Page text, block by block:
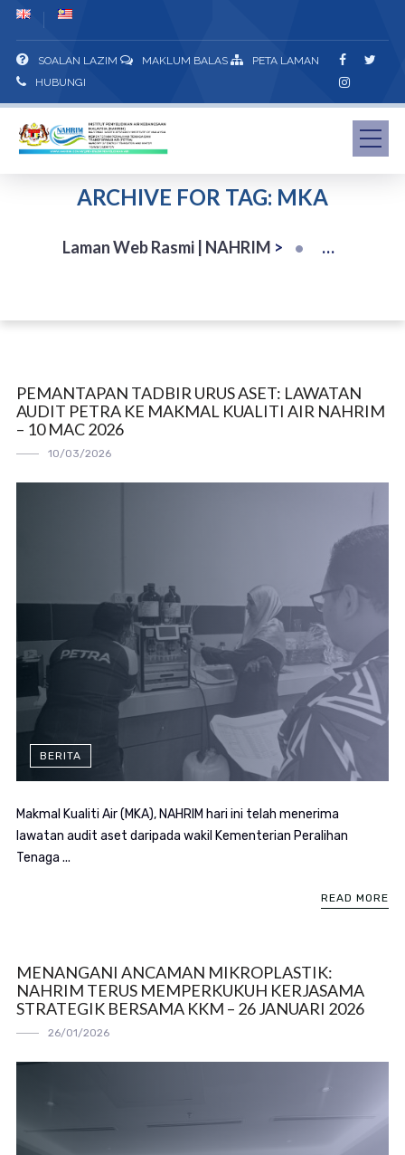
SOALAN LAZIM MAKLUM BALAS
PETA LAMAN
HUBUNGI
ARCHIVE FOR TAG: MKA
Laman Web Rasmi | NAHRIM >
PEMANTAPAN TADBIR URUS ASET: LAWATAN
AUDIT PETRA KE MAKMAL KUALITI AIR NAHRIM
– 10 MAC 2026
10/03/2026
BERITA
Makmal Kualiti Air (MKA), NAHRIM hari ini telah menerima
lawatan audit aset daripada wakil Kementerian Peralihan
Tenaga ...
READ MORE
MENANGANI ANCAMAN MIKROPLASTIK:
NAHRIM TERUS MEMPERKUKUH KERJASAMA
STRATEGIK BERSAMA KKM – 26 JANUARI 2026
26/01/2026